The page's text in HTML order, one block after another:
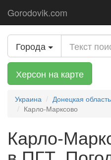
Gorodovik.com
Города
Херсон на карте
Украина Донецкая область
Карло-Марксово
Карло-